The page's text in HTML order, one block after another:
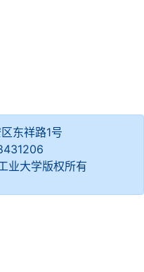
东祥路1号
业大学版权所有